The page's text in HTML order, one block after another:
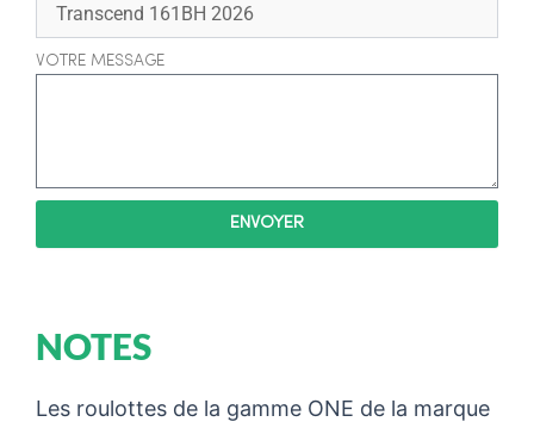
VOTRE MESSAGE
ENVOYER
NOTES
Les roulottes de la gamme ONE de la marque